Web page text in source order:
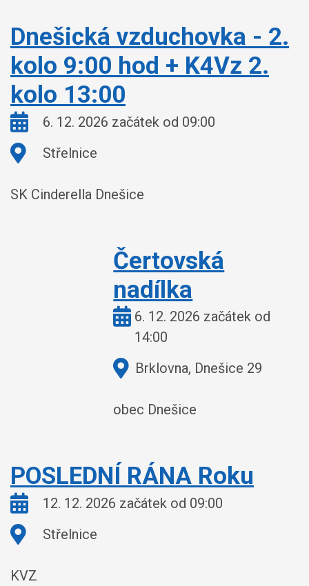
Dnešická vzduchovka - 2.
kolo 9:00 hod + K4Vz 2.
kolo 13:00
Kdy:
6. 12. 2026 začátek od 09:00
Kde:
Střelnice
SK Cinderella Dnešice
Čertovská
nadílka
Kdy:6. 12. 2026 začátek od
14:00
Kde:Brklovna, Dnešice 29
obec Dnešice
POSLEDNÍ RÁNA Roku
Kdy:
12. 12. 2026 začátek od 09:00
Kde:
Střelnice
KVZ